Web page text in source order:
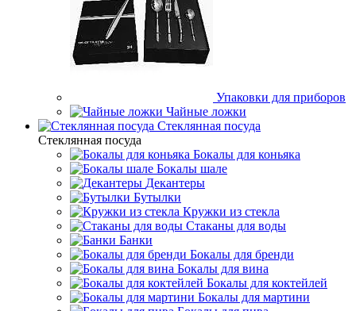
Упаковки для приборов
Чайные ложки
Стеклянная посуда
Стеклянная посуда
Бокалы для коньяка
Бокалы шале
Декантеры
Бутылки
Кружки из стекла
Стаканы для воды
Банки
Бокалы для бренди
Бокалы для вина
Бокалы для коктейлей
Бокалы для мартини